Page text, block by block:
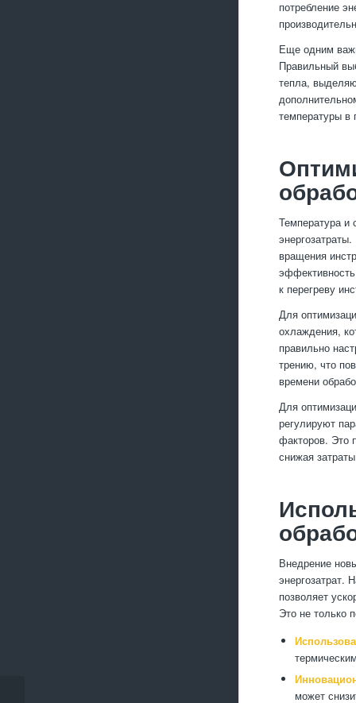
потребление
Еще одним
Правильный
тепла,
температуры в
Температура и
вращения
к перегреву
Для
охлаждения,
правильно
трению, что
времени
Для
регулируют
факторов. Это
снижая
Внедрение
энергозатрат.
позволяет
Это не только
может